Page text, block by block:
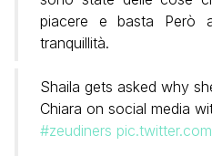
piacere e basta Però
tranquillità.
Shaila gets asked why
Chiara on social media
#zeudiners